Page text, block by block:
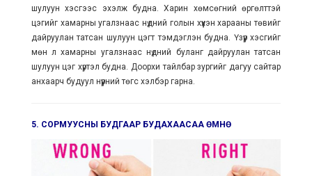
шулуун хэсгээс эхэлж будна. Харин хөмсөгний өргөлттэй
цэгийг хамарны угалзнаас нүдний голын хүүхэн харааны төвийг
дайруулан татсан шулуун цэгт тэмдэглэн будна. Үзүүр хэсгийг
мөн л хамарны угалзнаас нүдний буланг дайруулан татсан
шулуун цэг хүртэл будна. Доорхи тайлбар зургийг дагуу сайтар
анхаарч будуул нүүрний төгс хэлбэр гарна.
5. СОРМУУСНЫ БУДГААР БУДАХААСАА ӨМНӨ